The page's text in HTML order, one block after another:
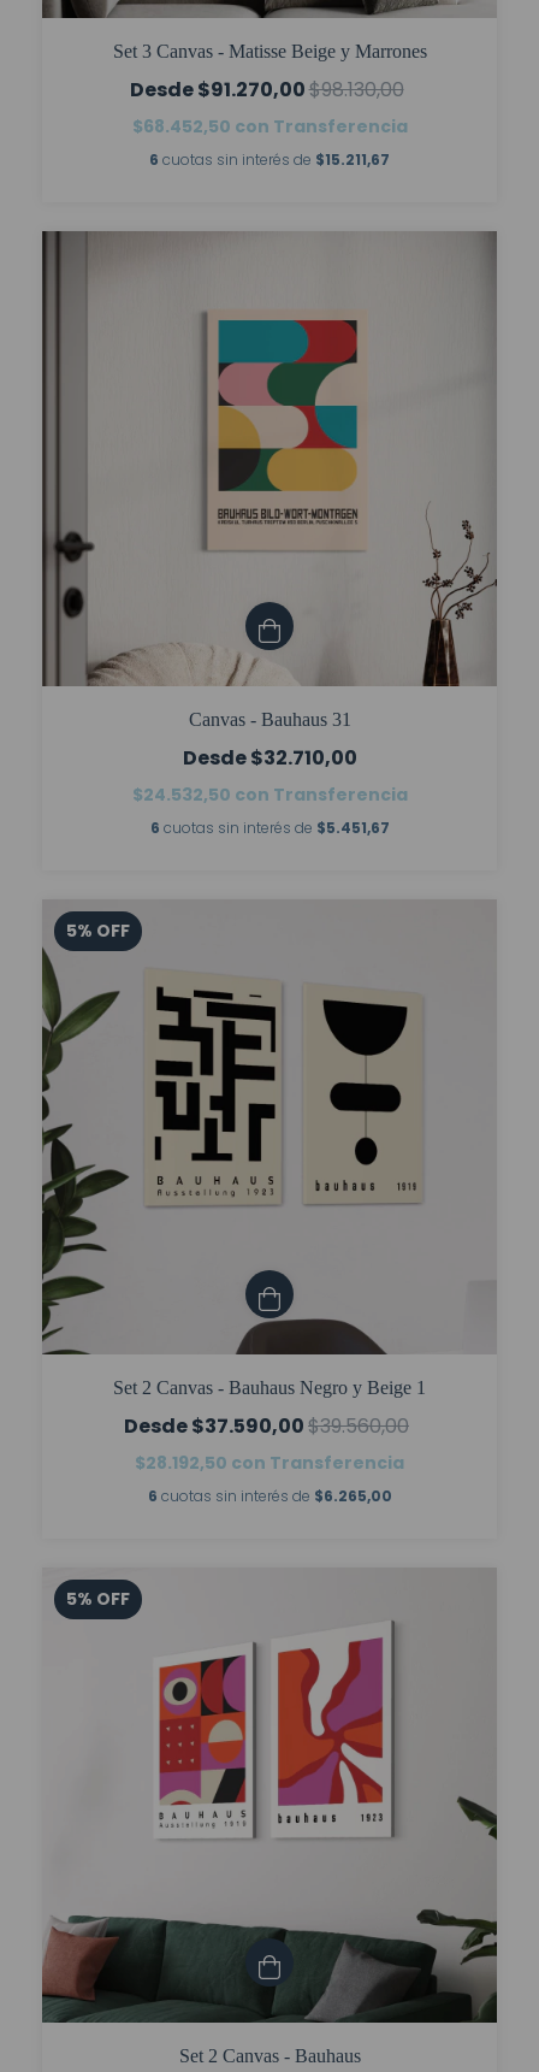
Set 3 Canvas - Matisse Beige y Marrones
$91.270,00$98.130,00
$68.452,50 con Transferencia
6 cuotas sin interés de $15.211,67
Canvas - Bauhaus 31
$32.710,00
$24.532,50 con Transferencia
6 cuotas sin interés de $5.451,67
5% OFF
Set 2 Canvas - Bauhaus Negro y Beige 1
$37.590,00$39.560,00
$28.192,50 con Transferencia
6 cuotas sin interés de $6.265,00
5% OFF
Set 2 Canvas - Bauhaus